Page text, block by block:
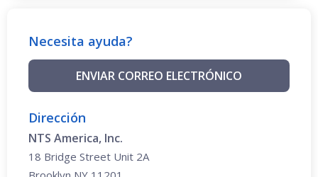
Necesita ayuda?
ENVIAR CORREO ELECTRÓNICO
Dirección
NTS America, Inc.
18 Bridge Street Unit 2A